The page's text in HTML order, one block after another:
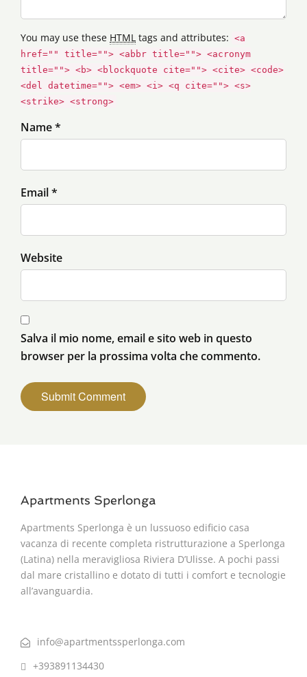
You may use these HTML tags and attributes: <a
href="" title=""> <abbr title=""> <acronym
title=""> <b> <blockquote cite=""> <cite> <code>
<del datetime=""> <em> <i> <q cite=""> <s>
<strike> <strong>
Name *
Email *
Website
Salva il mio nome, email e sito web in questo
browser per la prossima volta che commento.
Apartments Sperlonga
Apartments Sperlonga è un lussuoso edificio casa
vacanza di recente completa ristrutturazione a Sperlonga
(Latina) nella meravigliosa Riviera D’Ulisse. A pochi passi
dal mare cristallino e dotato di tutti i comfort e tecnologie
all’avanguardia.
info@apartmentssperlonga.com
+393891134430